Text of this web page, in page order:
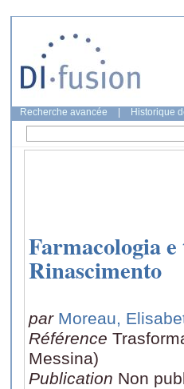
Recherche avancée Historique
Farmacologia
Rinascimento
par Moreau,
Référence
Messina)
Publication Non